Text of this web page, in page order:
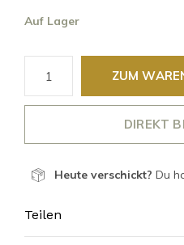
Auf Lager
ZUM
DIREKT
Heute verschickt? Du
Teilen